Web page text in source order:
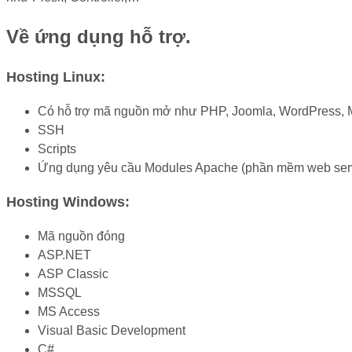
Về ứng dụng hỗ trợ.
Hosting Linux:
Có hỗ trợ mã nguồn mở như PHP, Joomla, WordPress,
SSH
Scripts
Ứng dụng yêu cầu Modules Apache (phần mềm web
Hosting Windows:
Mã nguồn đóng
ASP.NET
ASP Classic
MSSQL
MS Access
Visual Basic Development
C#